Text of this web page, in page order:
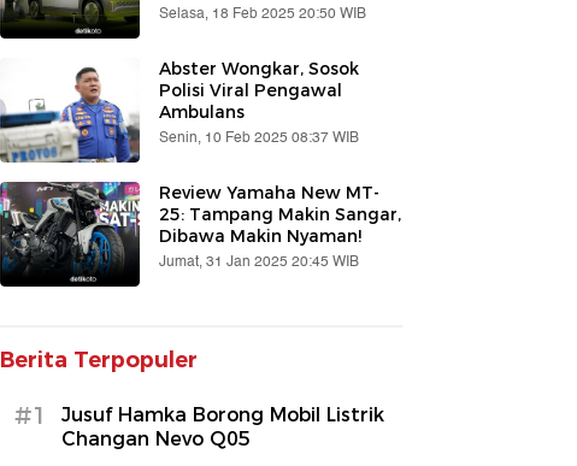
Selasa, 18 Feb 2025 20:50 WIB
Abster Wongkar, Sosok
Polisi Viral Pengawal
Ambulans
Senin, 10 Feb 2025 08:37 WIB
Review Yamaha New MT-
25: Tampang Makin Sangar,
Dibawa Makin Nyaman!
Jumat, 31 Jan 2025 20:45 WIB
Berita Terpopuler
#1
Jusuf Hamka Borong Mobil Listrik
Changan Nevo Q05